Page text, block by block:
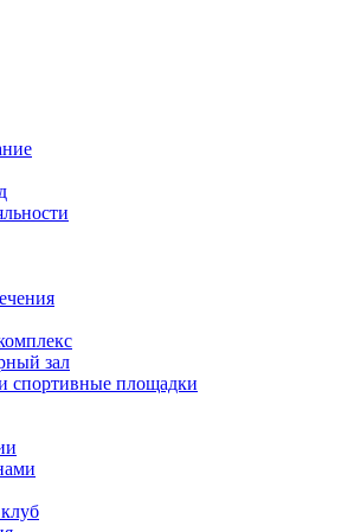
зал
спортивные площадки